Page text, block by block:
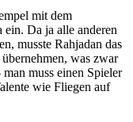
mit dem
Da ja alle anderen
musste Rahjadan das
was zwar
muss einen Spieler
wie Fliegen auf